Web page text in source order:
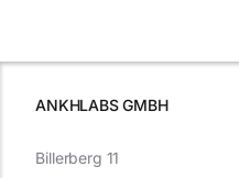
ANKHLABS GMBH
Billerberg 11